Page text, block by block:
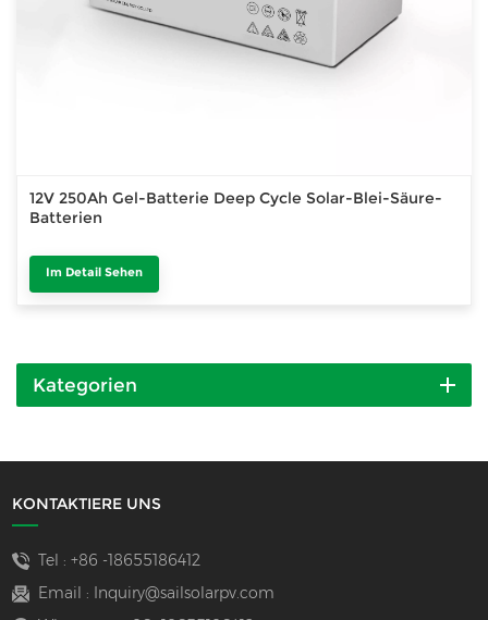
12V 250Ah Gel-Batterie Deep Cycle Solar-Blei-Säure-
Batterien
Im Detail Sehen
Kategorien
KONTAKTIERE UNS
Tel : +86 -18655186412
Email :
Inquiry@sailsolarpv.com